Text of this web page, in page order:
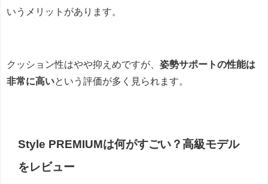
いうメリットがあります。
クッション性はやや抑えめですが、 姿勢サポートの性能は
非常に高いという評価が多く見られます。
Style PREMIUMは何がすごい？高級モデル
をレビュー